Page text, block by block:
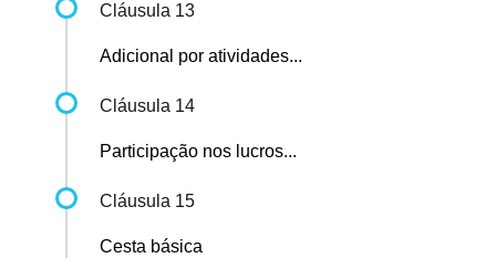
Cláusula 13
Adicional por atividades...
Cláusula 14
Participação nos lucros...
Cláusula 15
Cesta básica